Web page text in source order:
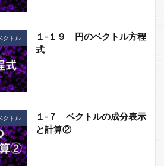
クトル
１-１９ 円のベクトル方程
式
クトル
１-７ ベクトルの成分表示
と計算②